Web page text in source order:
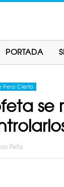
PORTADA
Pero Cierto
Peña